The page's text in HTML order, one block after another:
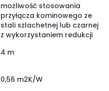
możliwość stosowania
przyłącza kominowego ze
stali szlachetnej lub czarnej
z wykorzystaniem redukcji
4 m
0,56 m2K/W